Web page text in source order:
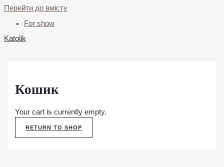
Перейти до вмісту
For show
Katolik
Кошик
Your cart is currently empty.
RETURN TO SHOP